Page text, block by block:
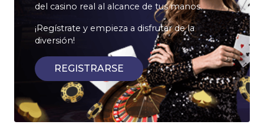
del casino real al alcance de tus manos.
¡Regístrate y empieza a disfrutar de la
diversión!
REGISTRARSE